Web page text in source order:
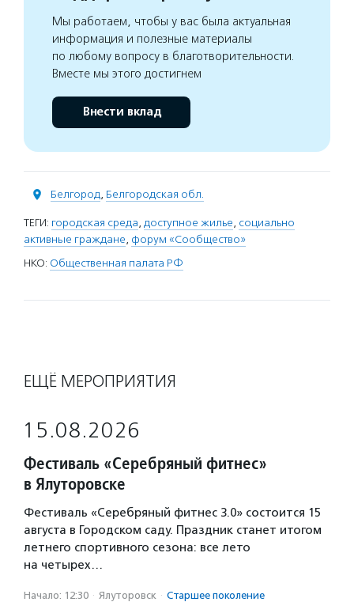
Мы работаем, чтобы у вас была актуальная
информация и полезные материалы
по любому вопросу в благотворительности.
Вместе мы этого достигнем
Внести вклад
Белгород, Белгородская обл.
ТЕГИ: городская среда, доступное жилье, социально
активные граждане, форум «Сообщество»
НКО: Общественная палата РФ
ЕЩЁ МЕРОПРИЯТИЯ
15.08.2026
Фестиваль «Серебряный фитнес»
в Ялуторовске
Фестиваль «Серебряный фитнес 3.0» состоится 15
августа в Городском саду. Праздник станет итогом
летнего спортивного сезона: все лето
на четырех…
Начало: 12:30 · Ялуторовск · Старшее поколение